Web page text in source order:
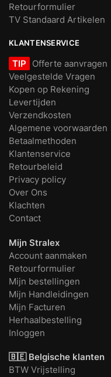
Retourformulier
TV Standaard Artikelen
KLANTENSERVICE
TIP
Offerte aanvragen
Veelgestelde Vragen
Kopen op Rekening
Levertijden
Verzendkosten
Algemene voorwaarden
Betaalmethoden
Klantenservice
Retourbeleid
Privacy policy
Over Ons
Klachten
Contact
Mijn Stralex
Account aanmaken
Retourformulier
Mijn bestellingen
Mijn Handleidingen
Mijn Facturen
Herhaalbestelling
Inloggen
🇧🇪 Belgische klanten
BTW Vrijstelling